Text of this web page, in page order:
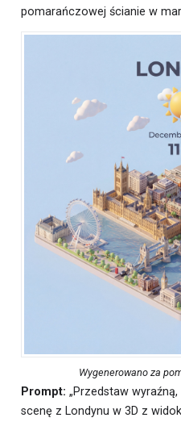
pomarańczowej ścianie w
Wygenerowano za
Prompt: „Przedstaw
scenę z Londynu w 3D z